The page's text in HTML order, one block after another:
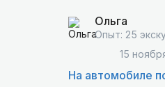
Ольга
Опыт: 25
15
На автомобиле